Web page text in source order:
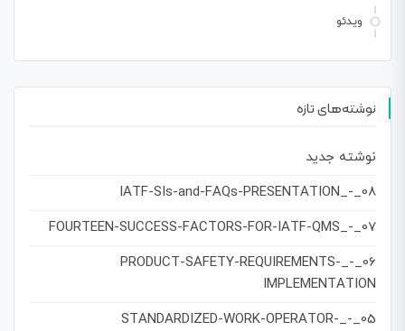
ویدئو
نوشته‌های تازه
نوشته جدید
08_-_IATF-SIs-and-FAQs-PRESENTATION
07_-_FOURTEEN-SUCCESS-FACTORS-FOR-IATF-QMS
06_-_PRODUCT-SAFETY-REQUIREMENTS-
IMPLEMENTATION
05_-_STANDARDIZED-WORK-OPERATOR-